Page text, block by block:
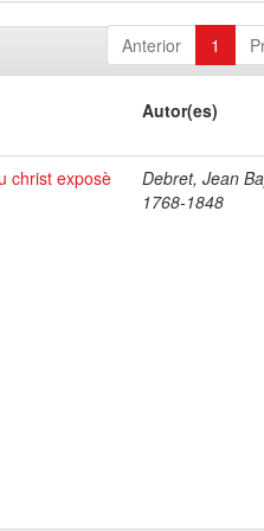
Anterior 1
Autor(es)
christ exposè
Debret, Jean
1768-1848